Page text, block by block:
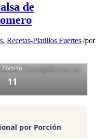
de
, Recetas-Platillos Fuertes /por
Porciones
min
Preparación
Cocción
11
por Porción